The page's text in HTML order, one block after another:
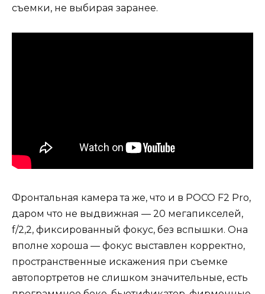
съемки, не выбирая заранее.
Фронтальная камера та же, что и в POCO F2 Pro,
даром что не выдвижная — 20 мегапикселей,
f/2,2, фиксированный фокус, без вспышки. Она
вполне хороша — фокус выставлен корректно,
пространственные искажения при съемке
автопортретов не слишком значительные, есть